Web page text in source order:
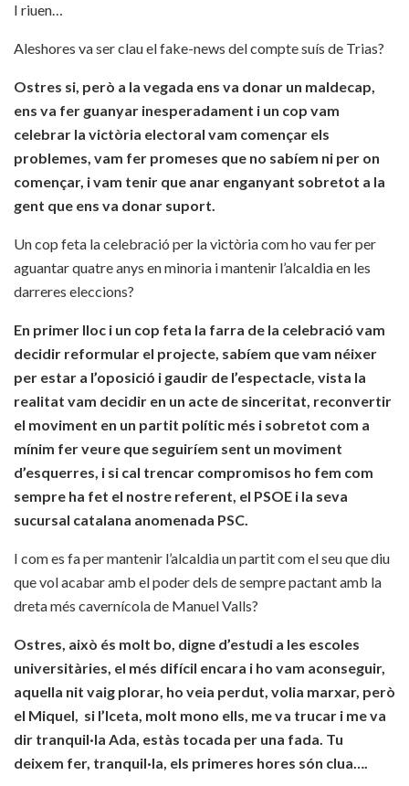
I riuen…
Aleshores va ser clau el fake-news del compte suís de Trias?
Ostres si, però a la vegada ens va donar un maldecap,
ens va fer guanyar inesperadament i un cop vam
celebrar la victòria electoral vam començar els
problemes, vam fer promeses que no sabíem ni per on
començar, i vam tenir que anar enganyant sobretot a la
gent que ens va donar suport.
Un cop feta la celebració per la victòria com ho vau fer per
aguantar quatre anys en minoria i mantenir l’alcaldia en les
darreres eleccions?
En primer lloc i un cop feta la farra de la celebració vam
decidir reformular el projecte, sabíem que vam néixer
per estar a l’oposició i gaudir de l’espectacle, vista la
realitat vam decidir en un acte de sinceritat, reconvertir
el moviment en un partit polític més i sobretot com a
mínim fer veure que seguiríem sent un moviment
d’esquerres, i si cal trencar compromisos ho fem com
sempre ha fet el nostre referent, el PSOE i la seva
sucursal catalana anomenada PSC.
I com es fa per mantenir l’alcaldia un partit com el seu que diu
que vol acabar amb el poder dels de sempre pactant amb la
dreta més cavernícola de Manuel Valls?
Ostres, això és molt bo, digne d’estudi a les escoles
universitàries, el més difícil encara i ho vam aconseguir,
aquella nit vaig plorar, ho veia perdut, volia marxar, però
el Miquel, si l’Iceta, molt mono ells, me va trucar i me va
dir tranquil·la Ada, estàs tocada per una fada. Tu
deixem fer, tranquil·la, els primeres hores són clua….